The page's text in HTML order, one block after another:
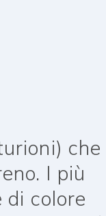
che
I più
di colore